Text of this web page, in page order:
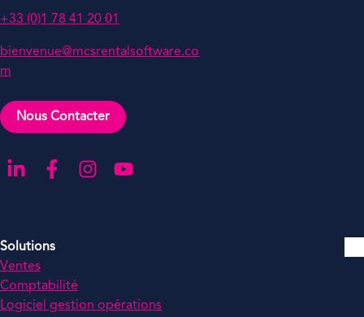
+33 (0)1 78 41 20 01
bienvenue@mcsrentalsoftware.co
m
Nous Contacter
Aller sur notre page LinkedIn
Aller sur notre page Facebook
Aller sur notre compte Instagram
Aller sur notre chaîne YouTube
Solutions
Ventes
Comptabilité
Logiciel gestion opérations